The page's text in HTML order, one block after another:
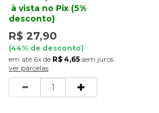
à vista no Pix (5%
desconto)
R$ 27,90
(44% de desconto)
6x de R$ 4,65 sem juros
ver parcelas
Quantidade